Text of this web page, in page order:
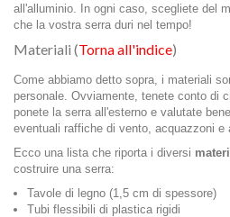
all'alluminio. In ogni caso, scegliete del
che la vostra serra duri nel tempo!
Materiali (Torna all'indice)
Come abbiamo detto sopra, i materiali
personale. Ovviamente, tenete conto di
ponete la serra all'esterno e valutate
eventuali raffiche di vento, acquazzoni e
Ecco una lista che riporta i diversi
costruire una serra:
Tavole di legno (1,5 cm di spessore)
Tubi flessibili di plastica rigidi